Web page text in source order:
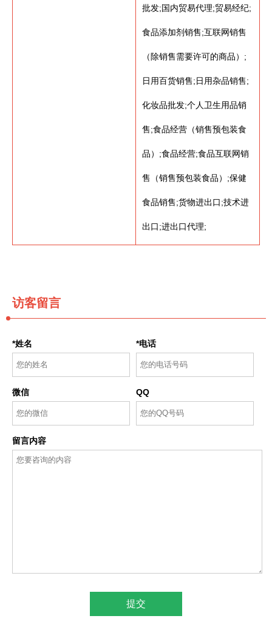
批发;国内贸易代理;贸易经纪;
食品添加剂销售;互联网销售
（除销售需要许可的商品）;
日用百货销售;日用杂品销售;
化妆品批发;个人卫生用品销
售;食品经营（销售预包装食
品）;食品经营;食品互联网销
售（销售预包装食品）;保健
食品销售;货物进出口;技术进
出口;进出口代理;
访客留言
*姓名 *电话
微信 QQ
留言内容